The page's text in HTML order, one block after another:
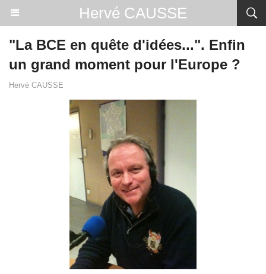
Hervé CAUSSE
"La BCE en quête d'idées...". Enfin
un grand moment pour l'Europe ?
Hervé CAUSSE